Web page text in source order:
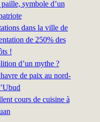
symbole d’un
dans la ville de
de 250% des
!
d’un mythe ?
de paix au nord-
cours de cuisine à